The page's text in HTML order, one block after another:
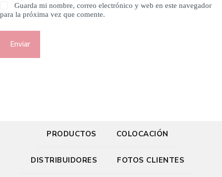
Guarda mi nombre, correo electrónico y web en este navegador
para la próxima vez que comente.
Enviar
PRODUCTOS COLOCACIÓN
DISTRIBUIDORES FOTOS CLIENTES